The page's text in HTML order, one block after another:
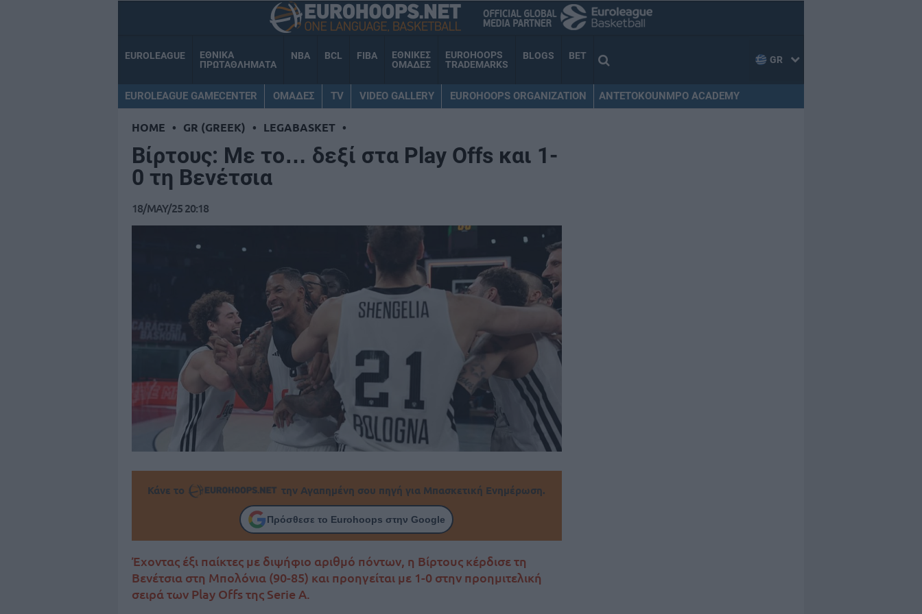
EUROLEAGUE
ΕΘΝΙΚΑ
ΠΡΩΤΑΘΛΗΜΑΤΑ
NBA BCL FIBA
ΕΘΝΙΚΕΣ
ΟΜΑΔΕΣ
EUROHOOPS
TRADEMARKS
BLOGS BET GR
EUROLEAGUE GAMECENTER ΟΜΑΔΕΣ TV VIDEO GALLERY EUROHOOPS ORGANIZATION ANTETOKOUNMPO ACADEMY
HOME • GR (GREEK) • LEGABASKET •
Βίρτους: Με το… δεξί στα Play Offs και 1-
0 τη Βενέτσια
18/MAY/25 20:18
Κάνε το την Αγαπημένη σου πηγή για Μπασκετική Ενημέρωση.
Πρόσθεσε το Eurohoops στην Google
Έχοντας έξι παίκτες με διψήφιο αριθμό πόντων, η Βίρτους κέρδισε τη
Βενέτσια στη Μπολόνια (90-85) και προηγείται με 1-0 στην προημιτελική
σειρά των Play Offs της Serie A.